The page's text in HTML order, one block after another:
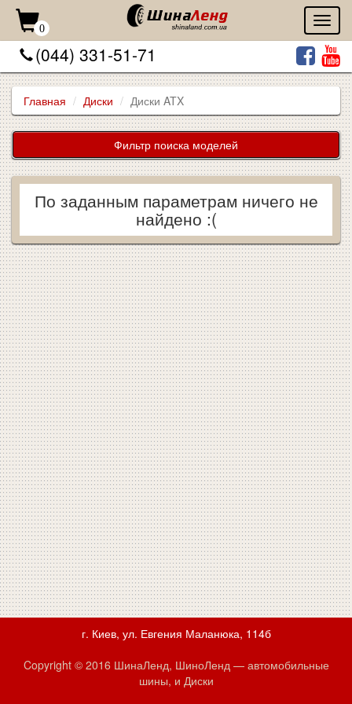
0
(044) 331-51-71
Главная Диски Диски ATX
Фильтр поиска моделей
По заданным параметрам ничего не
найдено :(
г. Киев, ул. Евгения Маланюка, 114б
Copyright © 2016 ШинаЛенд, ШиноЛенд — автомобильные
шины, и Диски